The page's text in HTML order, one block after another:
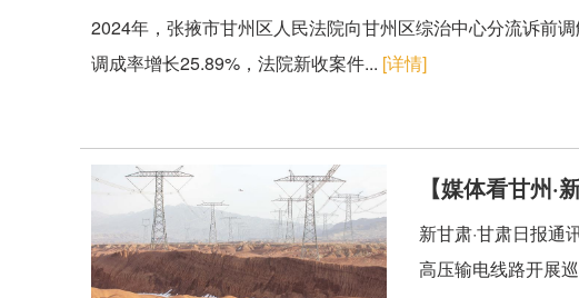
2024年，张掖市甘州区人民法院向甘州区综治中心分流诉前
调成率增长25.89%，法院新收案件... [详情]
【媒体看甘州
新甘肃·甘肃日报通
高压输电线路开展